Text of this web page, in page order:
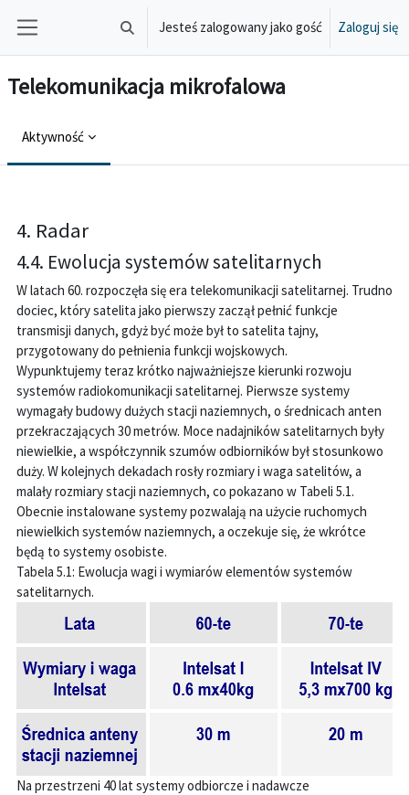
Przejdź do głównej zawartości
Przełącznik wyszukiwarki
Jesteś zalogowany jako gość Zaloguj się
Telekomunikacja mikrofalowa
Aktywność
4. Radar
4.4. Ewolucja systemów satelitarnych
W latach 60. rozpoczęła się era telekomunikacji satelitarnej. Trudno
dociec, który satelita jako pierwszy zaczął pełnić funkcje
transmisji danych, gdyż być może był to satelita tajny,
przygotowany do pełnienia funkcji wojskowych.
Wypunktujemy teraz krótko najważniejsze kierunki rozwoju
systemów radiokomunikacji satelitarnej. Pierwsze systemy
wymagały budowy dużych stacji naziemnych, o średnicach anten
przekraczających 30 metrów. Moce nadajników satelitarnych były
niewielkie, a współczynnik szumów odbiorników był stosunkowo
duży. W kolejnych dekadach rosły rozmiary i waga satelitów, a
malały rozmiary stacji naziemnych, co pokazano w Tabeli 5.1.
Obecnie instalowane systemy pozwalają na użycie ruchomych
niewielkich systemów naziemnych, a oczekuje się, że wkrótce
będą to systemy osobiste.
Tabela 5.1: Ewolucja wagi i wymiarów elementów systemów
satelitarnych.
Na przestrzeni 40 lat systemy odbiorcze i nadawcze